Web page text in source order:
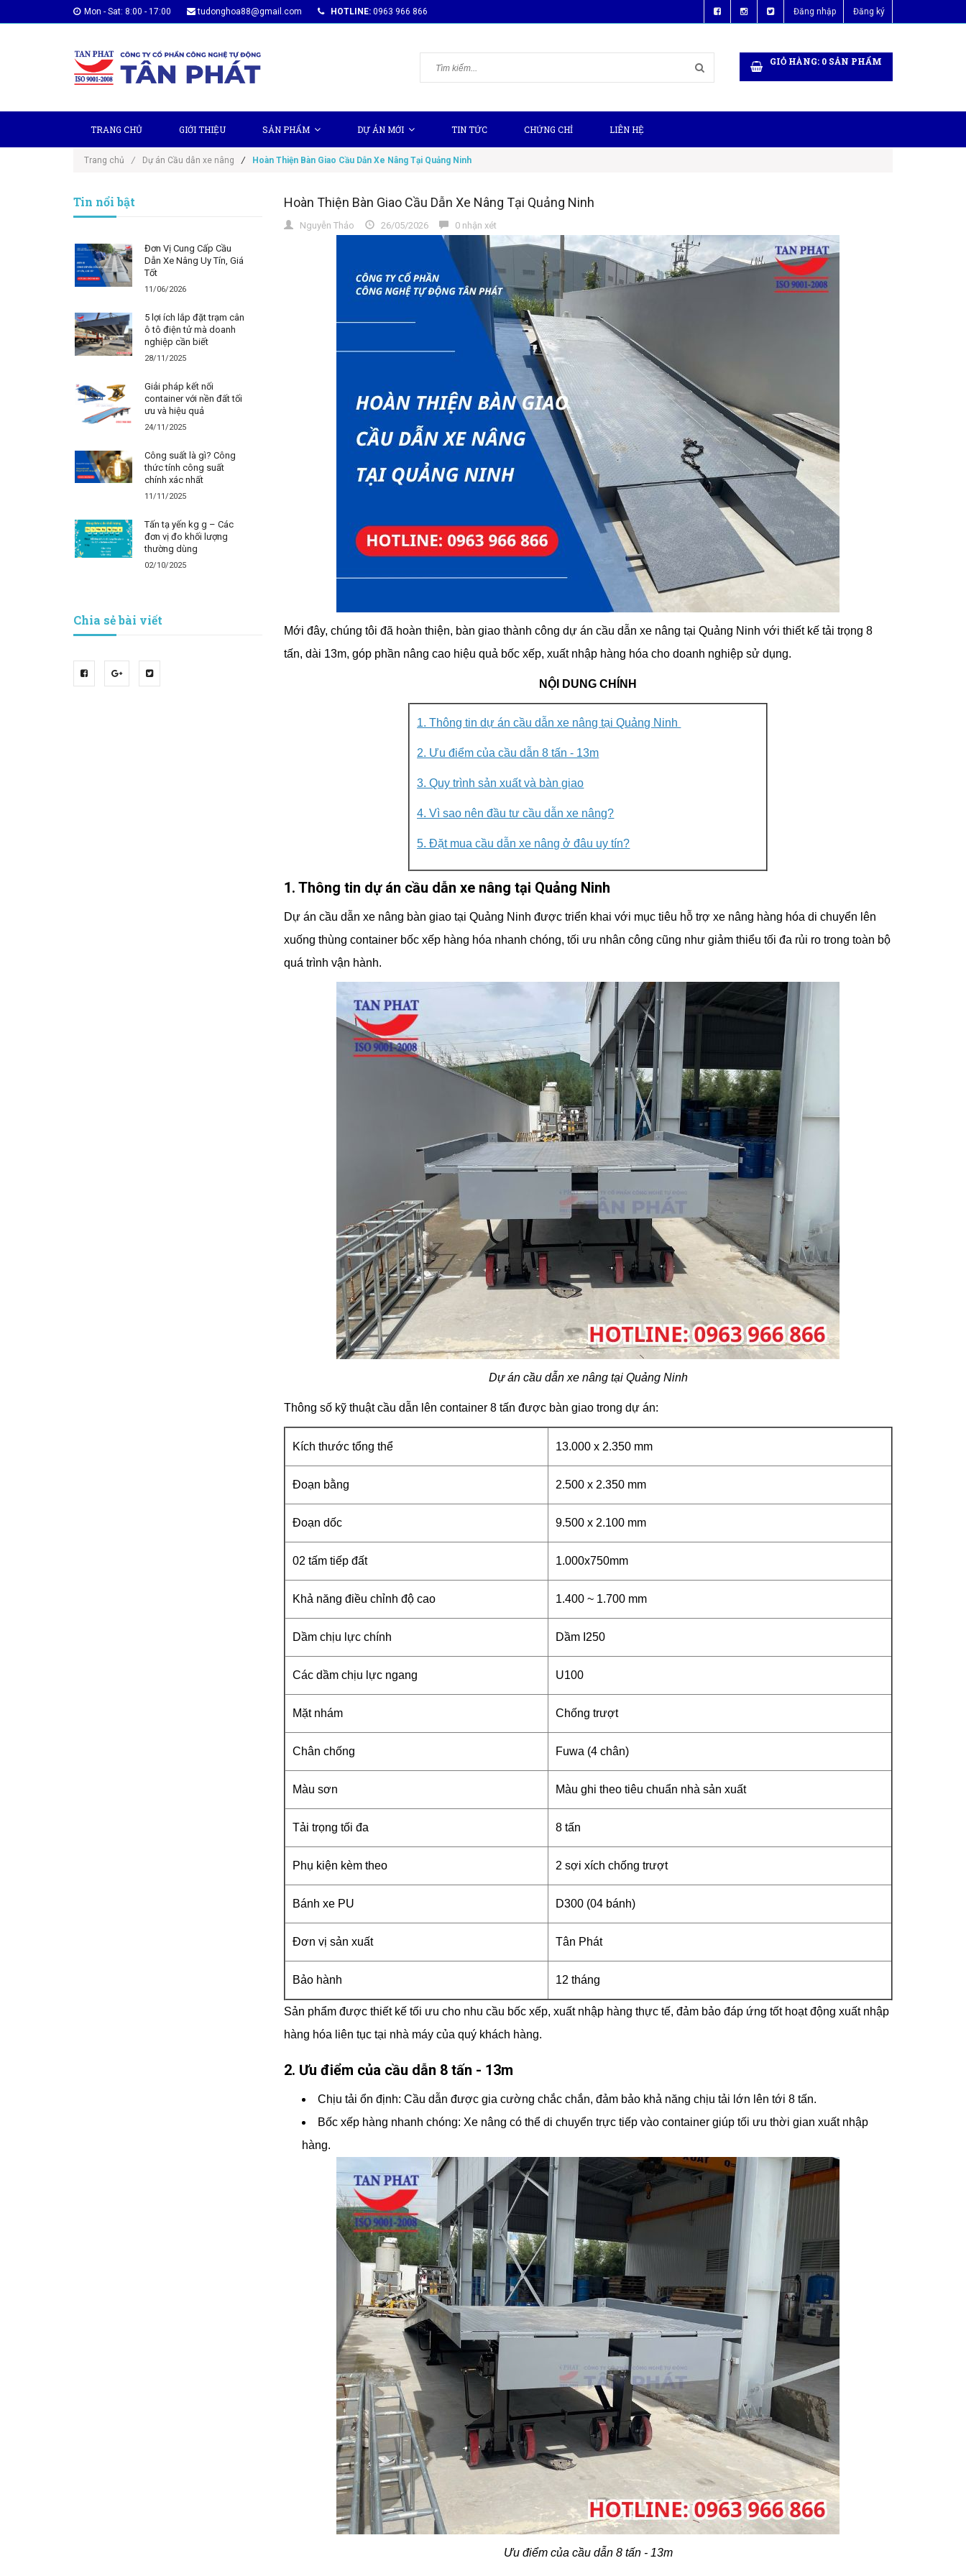
Mon - Sat: 8:00 - 17:00 tudonghoa88@gmail.com HOTLINE: 0963 966 866 Đăng nhập Đăng ký
GIỎ HÀNG: 0 SẢN PHẨM
TRANG CHỦ GIỚI THIỆU SẢN PHẨM DỰ ÁN MỚI TIN TỨC CHỨNG CHỈ LIÊN HỆ
Trang chủ / Dự án Cầu dẫn xe nâng / Hoàn Thiện Bàn Giao Cầu Dẫn Xe Nâng Tại Quảng Ninh
Tin nổi bật
Đơn Vị Cung Cấp Cầu
Dẫn Xe Nâng Uy Tín, Giá
Tốt
11/06/2026
5 lợi ích lắp đặt trạm cân
ô tô điện tử mà doanh
nghiệp cần biết
28/11/2025
Giải pháp kết nối
container với nền đất tối
ưu và hiệu quả
24/11/2025
Công suất là gì? Công
thức tính công suất
chính xác nhất
11/11/2025
Tấn tạ yến kg g – Các
đơn vị đo khối lượng
thường dùng
02/10/2025
Chia sẻ bài viết
Hoàn Thiện Bàn Giao Cầu Dẫn Xe Nâng Tại Quảng Ninh
Nguyễn Thảo 26/05/2026 0 nhận xét
Mới đây, chúng tôi đã hoàn thiện, bàn giao thành công dự án cầu dẫn xe nâng tại Quảng Ninh với thiết kế tải trọng 8
tấn, dài 13m, góp phần nâng cao hiệu quả bốc xếp, xuất nhập hàng hóa cho doanh nghiệp sử dụng.
NỘI DUNG CHÍNH
1. Thông tin dự án cầu dẫn xe nâng tại Quảng Ninh
2. Ưu điểm của cầu dẫn 8 tấn - 13m
3. Quy trình sản xuất và bàn giao
4. Vì sao nên đầu tư cầu dẫn xe nâng?
5. Đặt mua cầu dẫn xe nâng ở đâu uy tín?
1. Thông tin dự án cầu dẫn xe nâng tại Quảng Ninh
Dự án cầu dẫn xe nâng bàn giao tại Quảng Ninh được triển khai với mục tiêu hỗ trợ xe nâng hàng hóa di chuyển lên
xuống thùng container bốc xếp hàng hóa nhanh chóng, tối ưu nhân công cũng như giảm thiểu tối đa rủi ro trong toàn bộ
quá trình vận hành.
Dự án cầu dẫn xe nâng tại Quảng Ninh
Thông số kỹ thuật cầu dẫn lên container 8 tấn được bàn giao trong dự án:
Kích thước tổng thể 13.000 x 2.350 mm
Đoạn bằng 2.500 x 2.350 mm
Đoạn dốc 9.500 x 2.100 mm
02 tấm tiếp đất 1.000x750mm
Khả năng điều chỉnh độ cao 1.400 ~ 1.700 mm
Dầm chịu lực chính Dầm I250
Các dầm chịu lực ngang U100
Mặt nhám Chống trượt
Chân chống Fuwa (4 chân)
Màu sơn Màu ghi theo tiêu chuẩn nhà sản xuất
Tải trọng tối đa 8 tấn
Phụ kiện kèm theo 2 sợi xích chống trượt
Bánh xe PU D300 (04 bánh)
Đơn vị sản xuất Tân Phát
Bảo hành 12 tháng
Sản phẩm được thiết kế tối ưu cho nhu cầu bốc xếp, xuất nhập hàng thực tế, đảm bảo đáp ứng tốt hoạt động xuất nhập
hàng hóa liên tục tại nhà máy của quý khách hàng.
2. Ưu điểm của cầu dẫn 8 tấn - 13m
Chịu tải ổn định: Cầu dẫn được gia cường chắc chắn, đảm bảo khả năng chịu tải lớn lên tới 8 tấn.
Bốc xếp hàng nhanh chóng: Xe nâng có thể di chuyển trực tiếp vào container giúp tối ưu thời gian xuất nhập
hàng.
Ưu điểm của cầu dẫn 8 tấn - 13m